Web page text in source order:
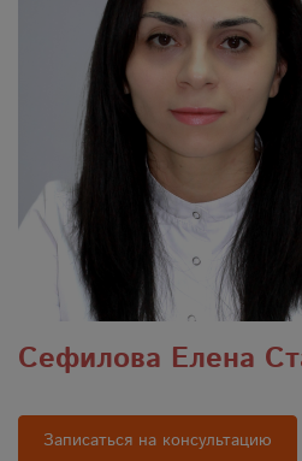
Сефилова Елена
Записаться на консультацию